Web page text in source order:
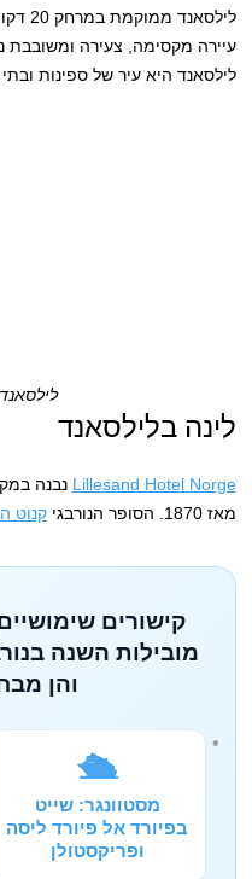
לילסאנד ממוקמת במרחק 20 דקות נסיעה מזרחית ל
עיירה מקסימה, צעירה ומשובבת
לילסאנד היא עיר של ספינות ובתי
לינה בלילסאנד
Lillesand Hotel Norge
מאז 1870. הסופר הנורבגי
קנוט
קישורים
מובילות השנה
והן
🛳️
מסטוונגר: שייט
בפיורד אל פיורד ליסה
ופריקסטולן